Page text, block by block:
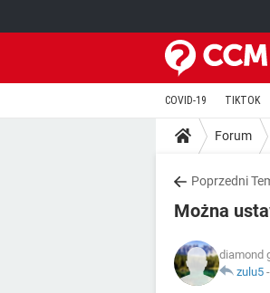
COVID-19 TIKTOK
Forum
Poprzedni
Można
diamond
zulu5 -